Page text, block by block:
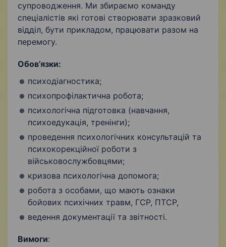
супроводження. Ми збираємо команду
спеціалістів які готові створювати зразковий
відділ, бути прикладом, працювати разом на
перемогу.
Обов’язки:
психодіагностика;
психопрофілактична робота;
психологічна підготовка (навчання,
психоедукація, тренінги);
проведення психологічних консультацій та
психокорекційної роботи з
військовослужбовцями;
кризова психологічна допомога;
робота з особами, що мають ознаки
бойових психічних травм, ГСР, ПТСР,
ведення документації та звітності.
Вимоги: